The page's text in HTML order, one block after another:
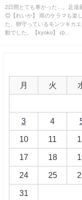
2日間とても寒かった…。足湯
😊【れいか】 雨のケラマも楽
た。卵守っているモンツキカ
動でした。【kyoko】 ゆ...
月 火
3 4
10 11
17 18
24 25
31